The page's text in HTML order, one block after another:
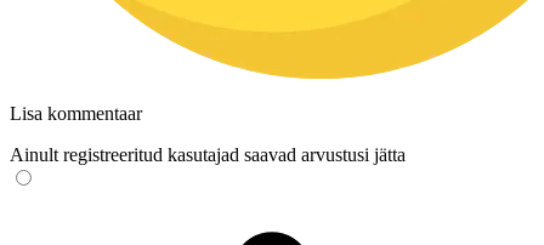
Lisa kommentaar
Ainult registreeritud kasutajad saavad arvustusi jätta